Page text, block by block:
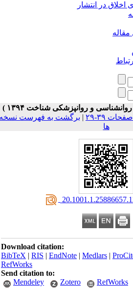
در انتشار
|برگشت به فهرست نسخه
ها
Download citation:
BibTeX|RIS|EndNote|Medlars|
RefWorks
Send citation to:
Mendeley
Zotero RefWorks